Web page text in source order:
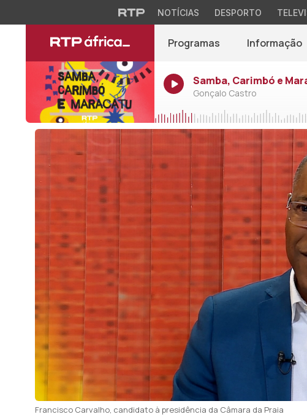
NOTÍCIAS DESPORTO
Programas Informação
Samba, Carimbó e
Gonçalo Castro
Francisco Carvalho, candidato à presidência da Câmara da Praia